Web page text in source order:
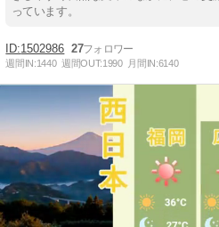
っています。
1502986 27
週間IN:1440 週間OUT:1990 月間IN:6140